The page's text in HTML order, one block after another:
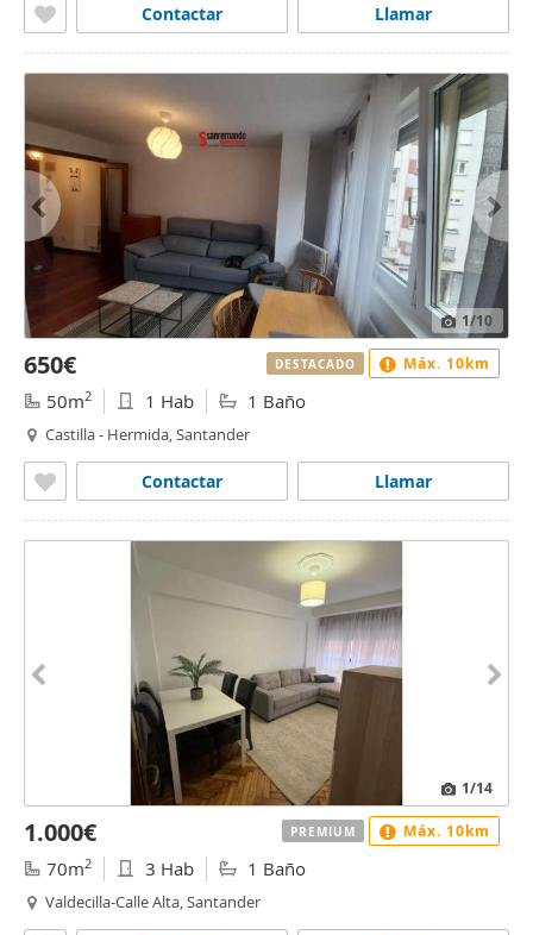
Llamar
Contactar
1/10
650€
50m2 1 Hab 1 Baño
Castilla - Hermida, Santander
Llamar
Contactar
DESTACADO Máx. 10km
1/14
1.000€
70m2 3 Hab 1 Baño
Valdecilla-Calle Alta, Santander
PREMIUM Máx. 10km